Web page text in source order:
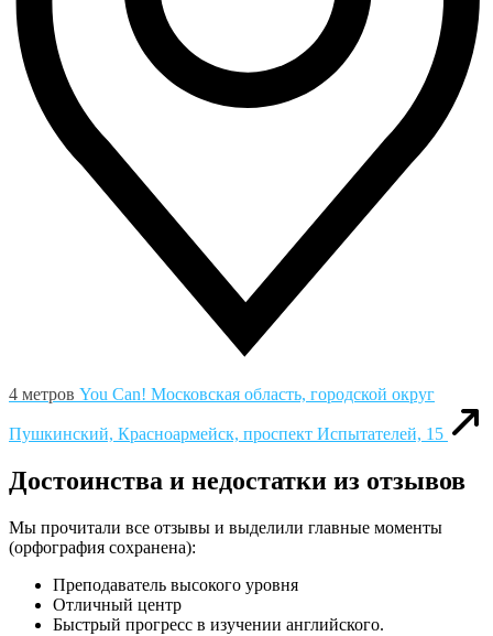
4 метров You Can! Московская область, городской округ
Пушкинский, Красноармейск, проспект Испытателей, 15
Достоинства и недостатки из отзывов
Мы прочитали все отзывы и выделили главные моменты
(орфография сохранена):
Преподаватель высокого уровня
Отличный центр
Быстрый прогресс в изучении английского.